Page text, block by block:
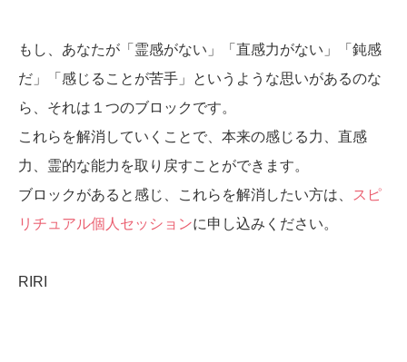
もし、あなたが「霊感がない」「直感力がない」「鈍感
だ」「感じることが苦手」というような思いがあるのな
ら、それは１つのブロックです。
これらを解消していくことで、本来の感じる力、直感
力、霊的な能力を取り戻すことができます。
ブロックがあると感じ、これらを解消したい方は、
スピ
リチュアル個人セッションに申し込みください。
RIRI